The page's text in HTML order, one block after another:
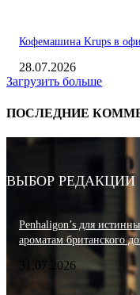
Кофемашина Krups в
28.07.2026
Загрузить больше
ПОСЛЕДНИЕ
ВЫБОР РЕДАКЦИИ
Penhaligon’s для
ароматам британского
31.07.2026